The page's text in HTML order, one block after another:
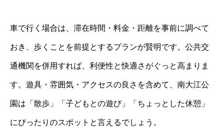
車で行く場合は、滞在時間・料金・距離を事前に調べて
おき、歩くことを前提とするプランが賢明です。公共交
通機関を併用すれば、利便性と快適さがぐっと高まりま
す。遊具・雰囲気・アクセスの良さを含めて、南大江公
園は「散歩」「子どもとの遊び」「ちょっとした休憩」
にぴったりのスポットと言えるでしょう。